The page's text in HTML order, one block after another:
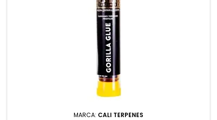
MARCA: CALI TERPENES